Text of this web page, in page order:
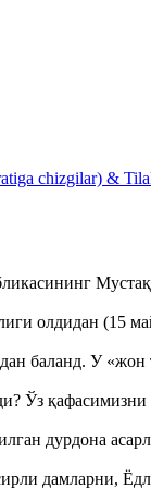
chizgilar) &
олдидан (15
баланд. У «жон
Ўз
дурдона
дамларни,